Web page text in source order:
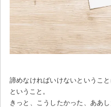
諦めなければいけないというこ
ということ。
きっと、こうしたかった、ああ